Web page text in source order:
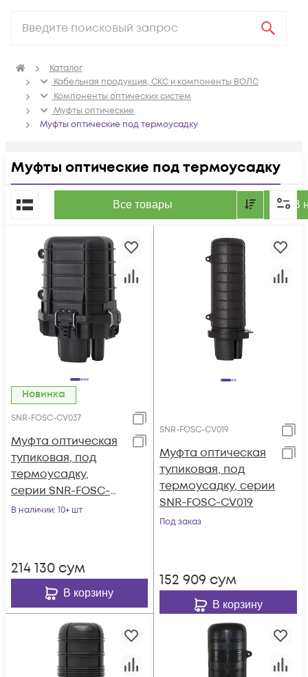
Каталог
Кабельная продукция, СКС и компоненты ВОЛС
Компоненты оптических систем
Муфты оптические
Муфты оптические под термоусадку
Муфты оптические под термоусадку
Все товары В
По популярности
Новинка
SNR-FOSC-CV037
Муфта оптическая
тупиковая, под
термоусадку,
серии SNR-FOSC-
CV037
В наличии: 10+ шт
214 130 сум
В корзину
SNR-FOSC-CV019
Муфта оптическая
тупиковая, под
термоусадку, серии
SNR-FOSC-CV019
Под заказ
152 909 сум
В корзину